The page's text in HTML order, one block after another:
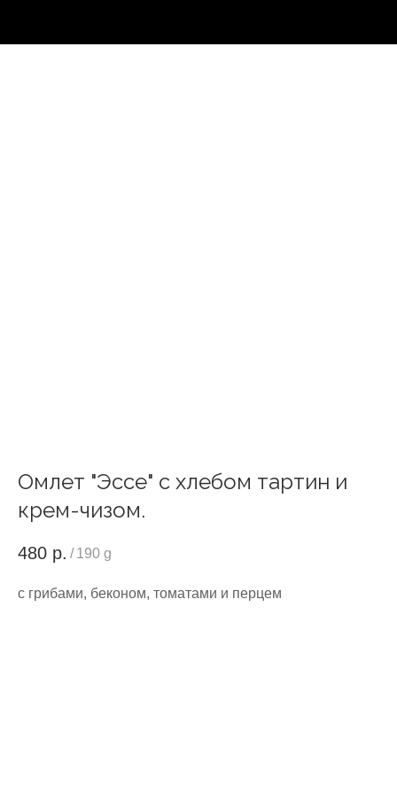
Омлет "Эссе" с хлебом тартин и
крем-чизом.
480 р. / 190 g
с грибами, беконом, томатами и перцем